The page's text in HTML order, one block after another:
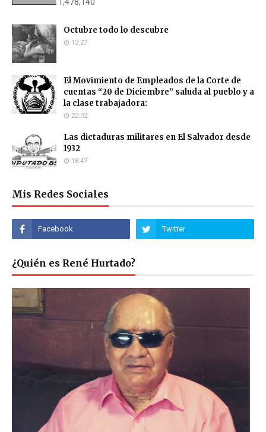
1,478,140
Octubre todo lo descubre
12:27
El Movimiento de Empleados de la Corte de
cuentas “20 de Diciembre” saluda al pueblo y a
la clase trabajadora:
22:02
Las dictaduras militares en El Salvador desde
1932
18:47
Mis Redes Sociales
¿Quién es René Hurtado?